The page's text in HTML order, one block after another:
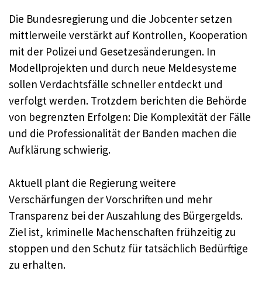
Die Bundesregierung und die Jobcenter setzen
mittlerweile verstärkt auf Kontrollen, Kooperation
mit der Polizei und Gesetzesänderungen. In
Modellprojekten und durch neue Meldesysteme
sollen Verdachtsfälle schneller entdeckt und
verfolgt werden. Trotzdem berichten die Behörde
von begrenzten Erfolgen: Die Komplexität der Fälle
und die Professionalität der Banden machen die
Aufklärung schwierig.
Aktuell plant die Regierung weitere
Verschärfungen der Vorschriften und mehr
Transparenz bei der Auszahlung des Bürgergelds.
Ziel ist, kriminelle Machenschaften frühzeitig zu
stoppen und den Schutz für tatsächlich Bedürftige
zu erhalten.